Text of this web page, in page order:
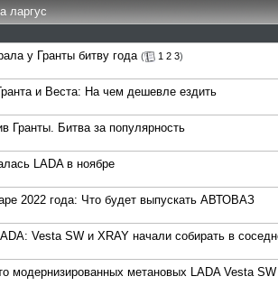
ларгус
у Гранты битву года ( 1 2 3)
и Веста: На чем дешевле ездить
Гранты. Битва за популярность
LADA в ноябре
2022 года: Что будет выпускать АВТОВАЗ
Vesta SW и XRAY начали собирать в
модернизированных метановых LADA Vesta